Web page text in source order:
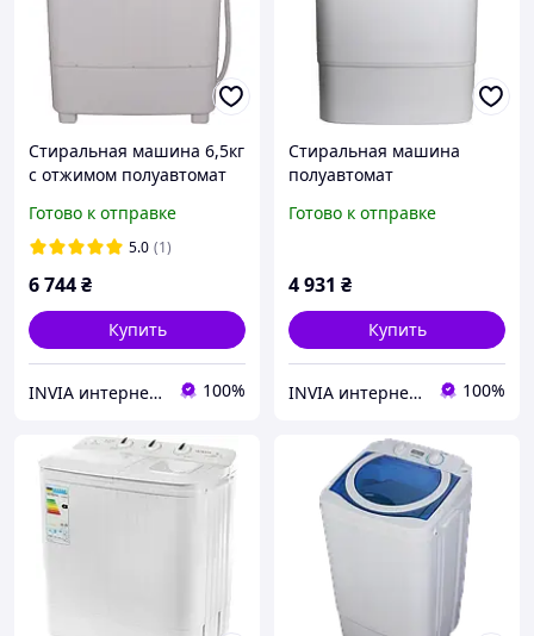
Стиральная машина 6,5кг
с отжимом полуавтомат
WK7605 двухбаковая
помпа реверс центрифуг
Готово к отправке
5.0 (1)
6 744₴
Купить
INVIA интернет магазин 100%
Стиральная машина
полуавтомат
MILANO XPB-30 PA gn
Готово к отправке
4 931 ₴
Купить
INVIA интернет магазин 100%